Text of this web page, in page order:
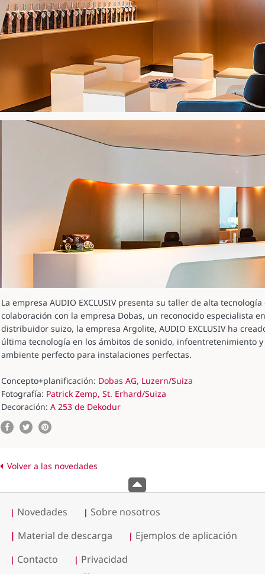
La empresa AUDIO EXCLUSIV presenta su taller de alta
colaboración con la empresa Dobas, un reconocido especialista
distribuidor suizo, la empresa Argolite, AUDIO EXCLUSIV ha
última tecnología en los ámbitos de sonido, infoentretenimiento
ambiente perfecto para instalaciones perfectas.
Concepto+planificación: Dobas AG, Luzern/Suiza
Fotografía: Patrick Zemp, St. Erhard/Suiza
Decoración: A 253 de Dekodur
Volver a las novedades
| Novedades | Sobre nosotros
| Material de descarga | Ejemplos de aplicación
| Contacto | Privacidad